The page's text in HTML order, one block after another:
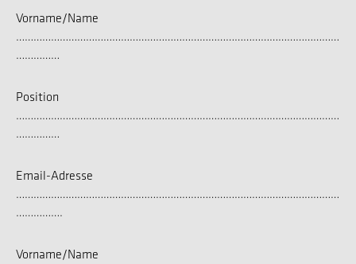
Vorname/Name
…………………………………………………………………………………………………
……………
Position
…………………………………………………………………………………………………
……………
Email-Adresse
…………………………………………………………………………………………………
…………….
Vorname/Name